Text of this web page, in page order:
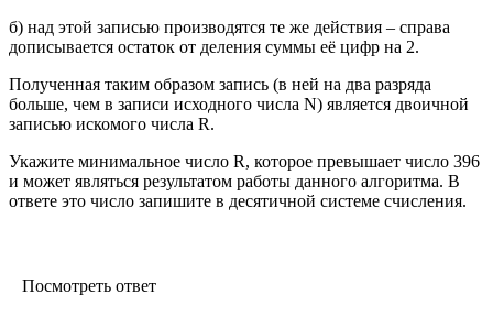
б) над этой записью производятся те же действия – справа
дописывается остаток от деления суммы её цифр на 2.
Полученная таким образом запись (в ней на два разряда
больше, чем в записи исходного числа N) является двоичной
записью искомого числа R.
Укажите минимальное число R, которое превышает число 396
и может являться результатом работы данного алгоритма. В
ответе это число запишите в десятичной системе счисления.
Посмотреть ответ